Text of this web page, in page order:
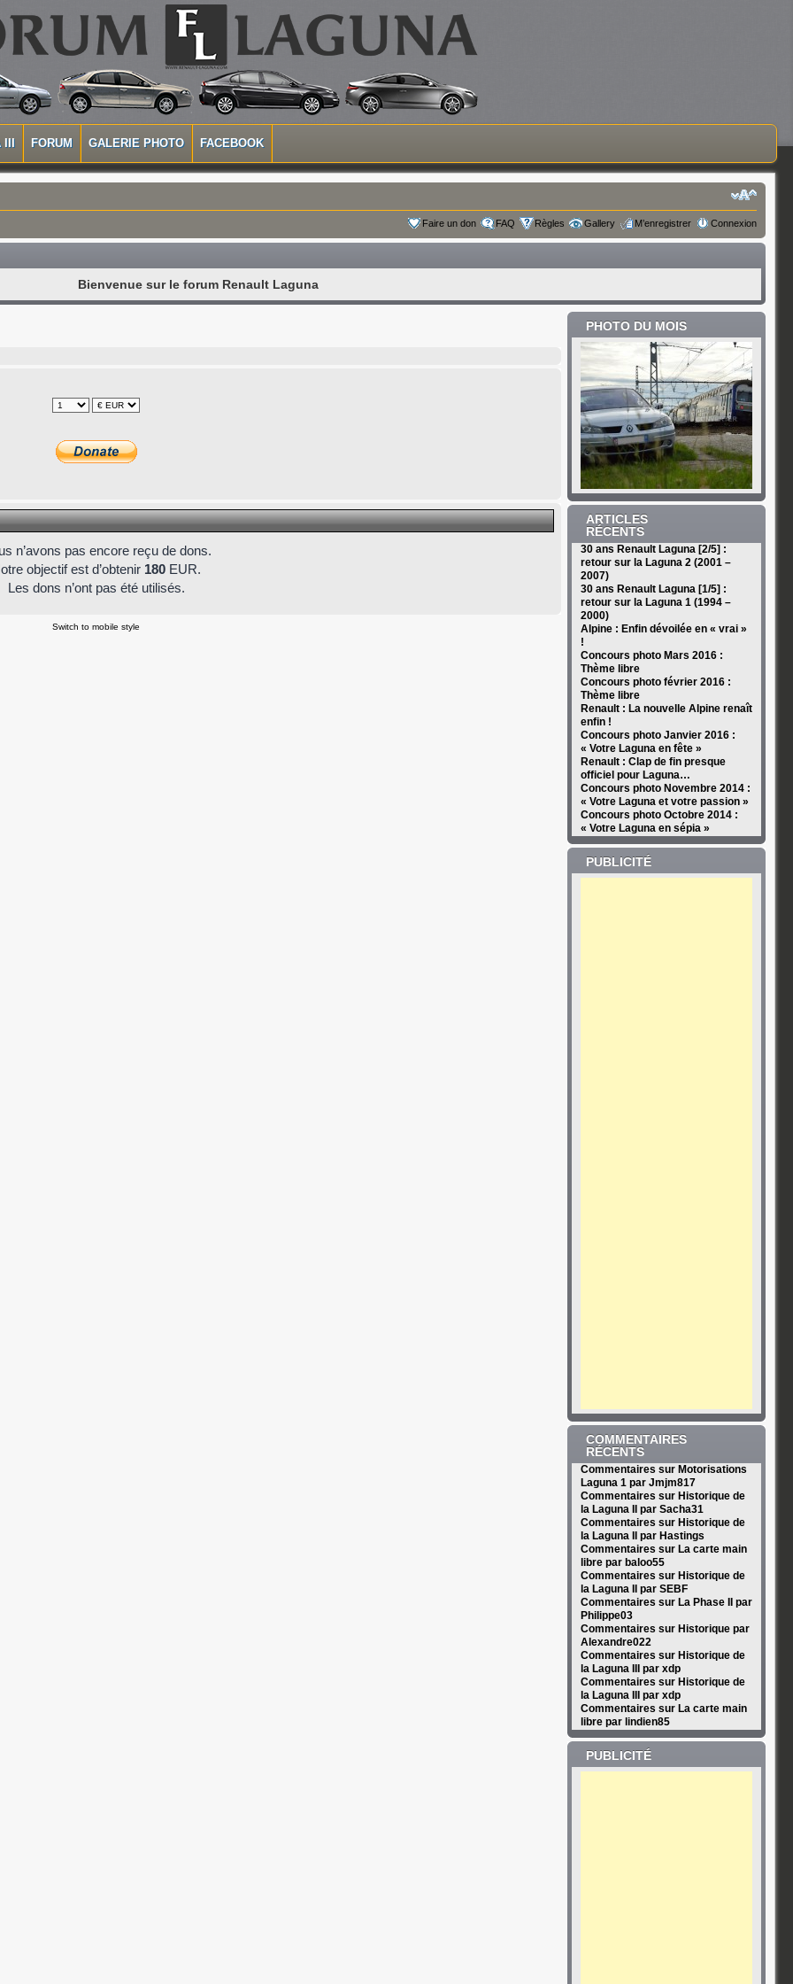
III FORUM GALERIE PHOTO FACEBOOK
Faire un don FAQ Règles Gallery M’enregistrer Connexion
Bienvenue sur le forum Renault Laguna
n’avons pas encore reçu de dons.
objectif est d’obtenir 180 EUR.
Les dons n’ont pas été utilisés.
Switch to mobile style
PHOTO DU MOIS
ARTICLES
RÉCENTS
30 ans Renault Laguna [2/5] :
retour sur la Laguna 2 (2001 –
2007)
30 ans Renault Laguna [1/5] :
retour sur la Laguna 1 (1994 –
2000)
Alpine : Enfin dévoilée en « vrai »
!
Concours photo Mars 2016 :
Thème libre
Concours photo février 2016 :
Thème libre
Renault : La nouvelle Alpine renaît
enfin !
Concours photo Janvier 2016 :
« Votre Laguna en fête »
Renault : Clap de fin presque
officiel pour Laguna…
Concours photo Novembre 2014 :
« Votre Laguna et votre passion »
Concours photo Octobre 2014 :
« Votre Laguna en sépia »
PUBLICITÉ
COMMENTAIRES
RÉCENTS
Commentaires sur Motorisations
Laguna 1 par Jmjm817
Commentaires sur Historique de
la Laguna II par Sacha31
Commentaires sur Historique de
la Laguna II par Hastings
Commentaires sur La carte main
libre par baloo55
Commentaires sur Historique de
la Laguna II par SEBF
Commentaires sur La Phase II par
Philippe03
Commentaires sur Historique par
Alexandre022
Commentaires sur Historique de
la Laguna III par xdp
Commentaires sur Historique de
la Laguna III par xdp
Commentaires sur La carte main
libre par lindien85
PUBLICITÉ